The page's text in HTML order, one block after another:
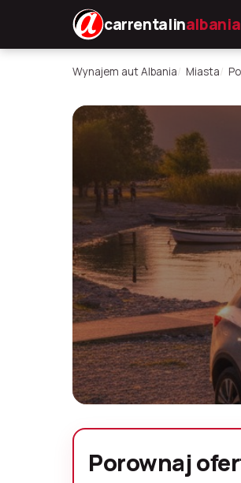
carrentalinalbania
Wynajem aut Albania Miasta
Porownaj